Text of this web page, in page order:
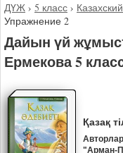
ДҮЖ › 5 класс ›
Упражнение 2
Дайын үй
Ермекова 5
Қазақ
"Арман-